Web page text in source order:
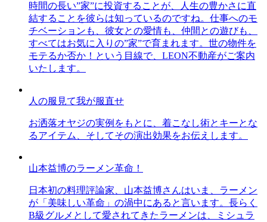
時間の長い”家”に投資することが、人生の豊かさに直
結することを彼らは知っているのですね。仕事へのモ
チベーションも、彼女との愛情も、仲間との遊びも、
すべてはお気に入りの”家”で育まれます。世の物件を
モテるか否か！という目線で、LEON不動産がご案内
いたします。
人の服見て我が服直せ
お洒落オヤジの実例をもとに、着こなし術とキーとな
るアイテム、そしてその演出効果をお伝えします。
山本益博のラーメン革命！
日本初の料理評論家、山本益博さんはいま、ラーメン
が「美味しい革命」の渦中にあると言います。長らく
B級グルメとして愛されてきたラーメンは、ミシュラ